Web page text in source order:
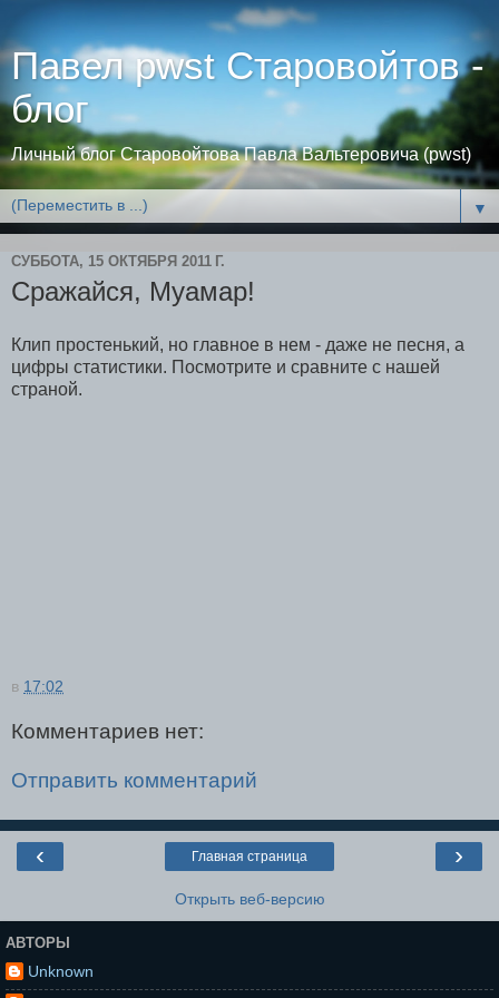
Павел pwst Старовойтов -
блог
Личный блог Старовойтова Павла Вальтеровича (pwst)
▼
СУББОТА, 15 ОКТЯБРЯ 2011 Г.
Сражайся, Муамар!
Клип простенький, но главное в нем - даже не песня, а
цифры статистики. Посмотрите и сравните с нашей
страной.
в 17:02
Комментариев нет:
Отправить комментарий
‹ ›
Главная страница
Открыть веб-версию
АВТОРЫ
Unknown